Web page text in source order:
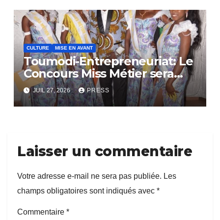
CULTURE MISE EN AVANT
Toumodi-Entrepreneuriat: Le
Concours Miss Métier sera
bientôt lance.
JUIL 27, 2026 PRESS
Laisser un commentaire
Votre adresse e-mail ne sera pas publiée. Les
champs obligatoires sont indiqués avec *
Commentaire *